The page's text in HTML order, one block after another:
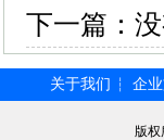
下一篇：
关于我们 ┆ 企
版权